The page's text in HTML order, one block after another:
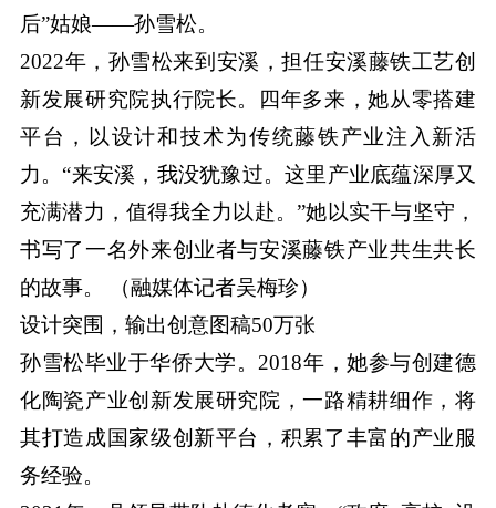
后”姑娘——孙雪松。
2022年，孙雪松来到安溪，担任安溪藤铁工艺创
新发展研究院执行院长。四年多来，她从零搭建
平台，以设计和技术为传统藤铁产业注入新活
力。“来安溪，我没犹豫过。这里产业底蕴深厚又
充满潜力，值得我全力以赴。”她以实干与坚守，
书写了一名外来创业者与安溪藤铁产业共生共长
的故事。 （融媒体记者吴梅珍）
设计突围，输出创意图稿50万张
孙雪松毕业于华侨大学。2018年，她参与创建德
化陶瓷产业创新发展研究院，一路精耕细作，将
其打造成国家级创新平台，积累了丰富的产业服
务经验。